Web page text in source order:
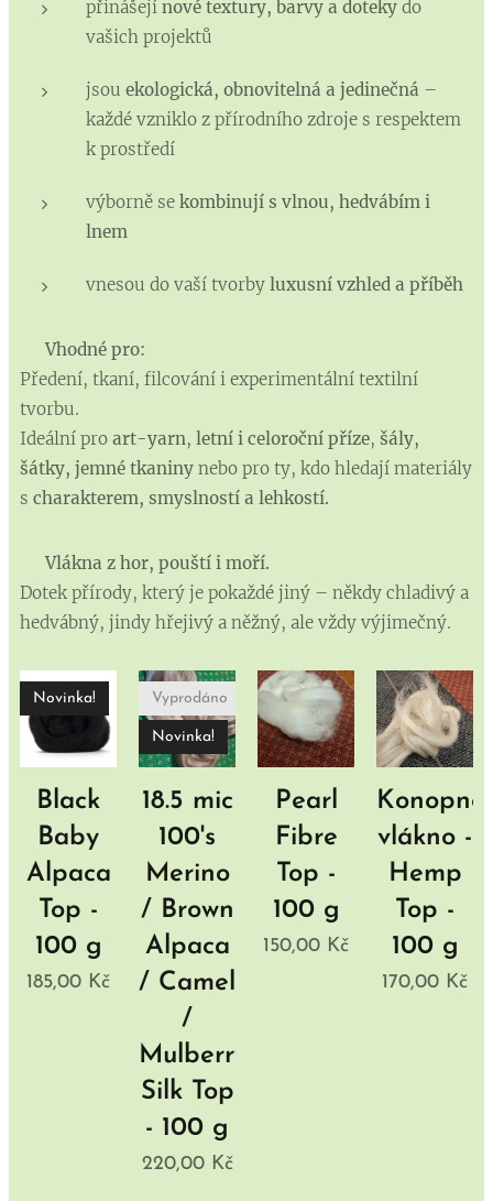
přinášejí nové textury, barvy a doteky do
vašich projektů
jsou ekologická, obnovitelná a jedinečná –
každé vzniklo z přírodního zdroje s respektem
k prostředí
výborně se kombinují s vlnou, hedvábím i
lnem
vnesou do vaší tvorby luxusní vzhled a příběh
🪡Vhodné pro:
Předení, tkaní, filcování i experimentální textilní
tvorbu.
Ideální pro art-yarn, letní i celoroční příze, šály,
šátky, jemné tkaniny nebo pro ty, kdo hledají materiály
s charakterem, smyslností a lehkostí.
🌸Vlákna z hor, pouští i moří.
Dotek přírody, který je pokaždé jiný – někdy chladivý a
hedvábný, jindy hřejivý a něžný, ale vždy výjimečný.
Black
Baby
Alpaca
Top -
100 g
Novinka!
185,00 Kč
18.5 mic
100's
Merino
/ Brown
Alpaca
/ Camel
/
Mulberry
Silk Top
- 100 g
Vyprodáno
Novinka!
220,00Kč
Pearl
Fibre
Top -
100 g
150,00 Kč
Konopné
vlákno -
Hemp
Top -
100 g
170,00 Kč